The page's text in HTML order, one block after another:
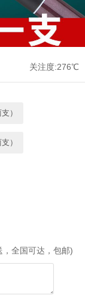
关注度:276℃
）
）
全国可达，包邮)